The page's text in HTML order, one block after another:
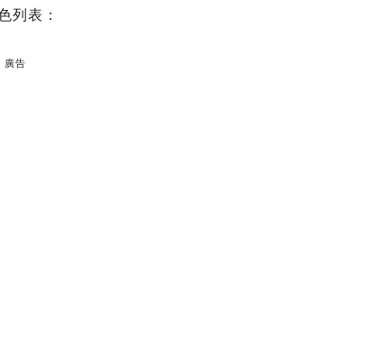
列表：
廣告